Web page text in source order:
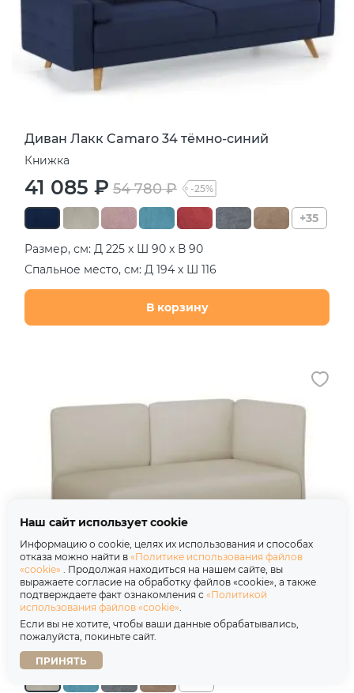
Диван Лакк Camaro 34 тёмно-синий
Книжка
41 085 ₽ 54 780 ₽ -25%
+35
Размер, см: Д 225 х Ш 90 х В 90
Спальное место, см: Д 194 х Ш 116
В корзину
Козетка Рикке R10 Camaro 03 светло-
бежевый
28 510 ₽
Наш сайт использует cookie
Информацию о cookie, целях их использования и способах
отказа можно найти в «Политике использования файлов
«cookie» . Продолжая находиться на нашем сайте, вы
выражаете согласие на обработку файлов «cookie», а также
подтверждаете факт ознакомления с «Политикой
использования файлов «cookie».
Если вы не хотите, чтобы ваши данные обрабатывались,
пожалуйста, покиньте сайт.
ПРИНЯТЬ